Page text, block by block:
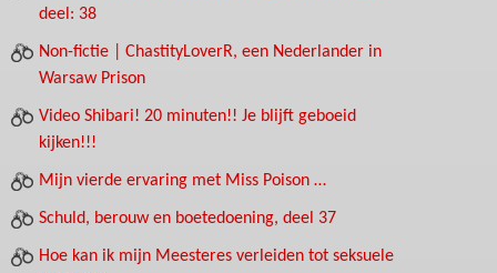
deel: 38
Non-fictie | ChastityLoverR, een Nederlander in
Warsaw Prison
Video Shibari! 20 minuten!! Je blijft geboeid
kijken!!!
Mijn vierde ervaring met Miss Poison …
Schuld, berouw en boetedoening, deel 37
Hoe kan ik mijn Meesteres verleiden tot seksuele